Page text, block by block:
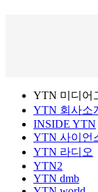
YTN 미디어
YTN 회사소
INSIDE YTN
YTN 사이언
YTN 라디오
YTN2
YTN dmb